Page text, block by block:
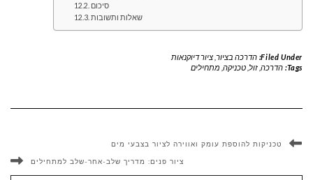
סיכום
שאלות ותשובות
Filed Under: הדרכה בציור, ציור דיוקנאות
Tags: הדרכה, זול טכניקה, מתחילים
טכניקות להוספת עומק ואווירה לציור בצבעי מים
ציור פנים: מדריך שלב-אחר-שלב למתחילים